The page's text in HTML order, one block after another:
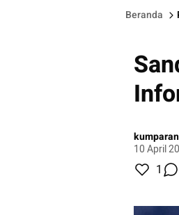
Beranda
10 April
1